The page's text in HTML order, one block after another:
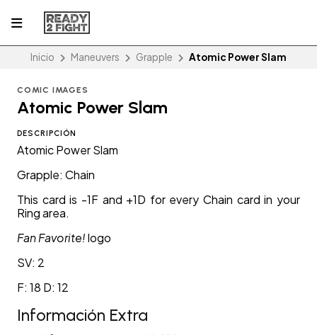
Inicio Maneuvers Grapple Atomic Power Slam
COMIC IMAGES
Atomic Power Slam
DESCRIPCIÓN
Atomic Power Slam
Grapple: Chain
This card is -1F and +1D for every Chain card in your
Ring area.
Fan Favorite!logo
SV: 2
F: 18 D: 12
Información Extra